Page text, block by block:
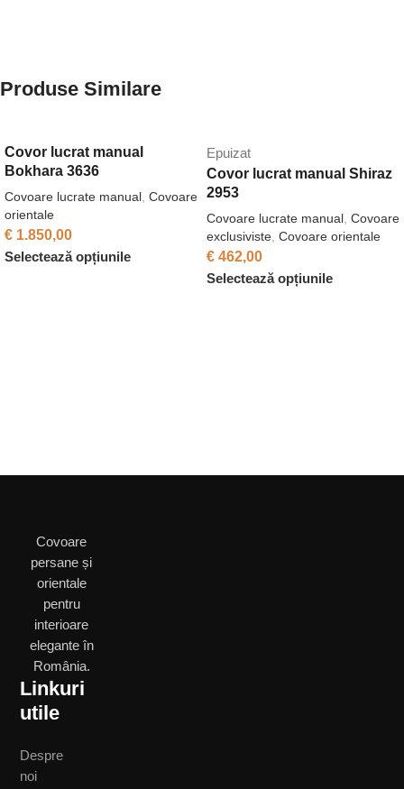
Produse Similare
Covor lucrat manual
Bokhara 3636
Covoare lucrate manual Covoare
orientale
€ 1.850,00
Selectează opțiunile
Epuizat
Covor lucrat manual Shiraz
2953
Covoare lucrate manual Covoare
exclusiviste Covoare orientale
€ 462,00
Selectează opțiunile
Covoare
persane și
orientale
pentru
interioare
elegante în
România.
Linkuri
utile
Despre
noi